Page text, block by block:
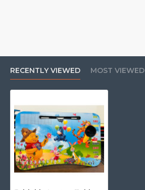
RECENTLY VIEWED MOST VIEWED